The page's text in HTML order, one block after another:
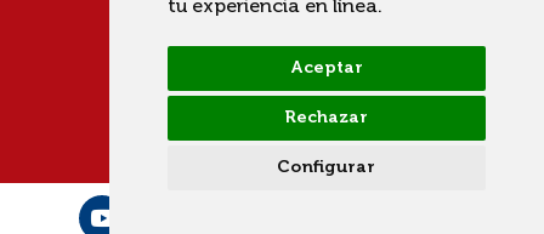
tu experiencia en línea.
Aceptar
Rechazar
Configurar